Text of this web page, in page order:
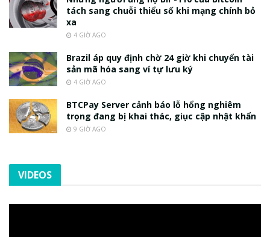
tách sang chuỗi thiểu số khi mạng chính bỏ
xa
4 GIỜ AGO
Brazil áp quy định chờ 24 giờ khi chuyển tài
sản mã hóa sang ví tự lưu ký
4 GIỜ AGO
BTCPay Server cảnh báo lỗ hổng nghiêm
trọng đang bị khai thác, giục cập nhật khẩn
9 GIỜ AGO
VIDEOS